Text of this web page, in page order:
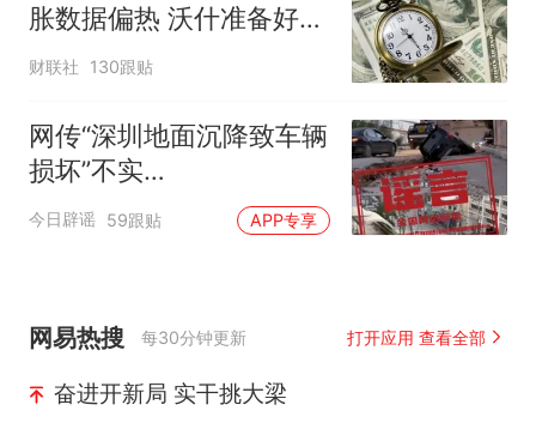
胀数据偏热 沃什准备好加
息
财联社 130跟贴
网传“深圳地面沉降致车辆
损坏”不实
（2026·08·06）
今日辟谣 59跟贴 APP专享
网易热搜 每30分钟更新 打开应用 查看全部
奋进开新局 实干挑大梁